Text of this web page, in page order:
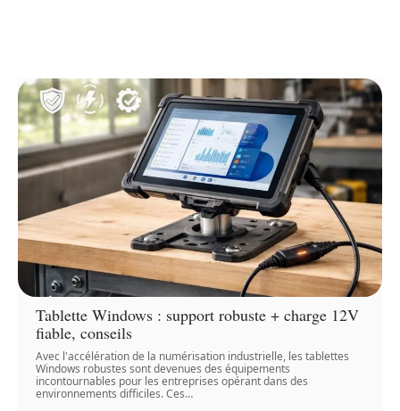
Tablette Windows : support robuste + charge 12V
fiable, conseils
Avec l'accélération de la numérisation industrielle, les tablettes
Windows robustes sont devenues des équipements
incontournables pour les entreprises opérant dans des
environnements difficiles. Ces…